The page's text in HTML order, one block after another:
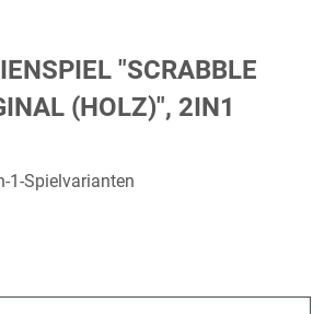
"SCRABBLE
(HOLZ)", 2IN1
1-Spielvarianten